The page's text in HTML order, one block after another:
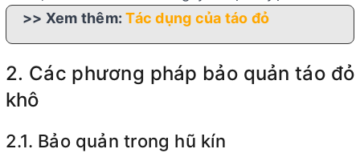
>> Xem thêm:Tác dụng của táo đỏ
2. Các phương pháp bảo quản táo đỏ
khô
2.1. Bảo quản trong hũ kín